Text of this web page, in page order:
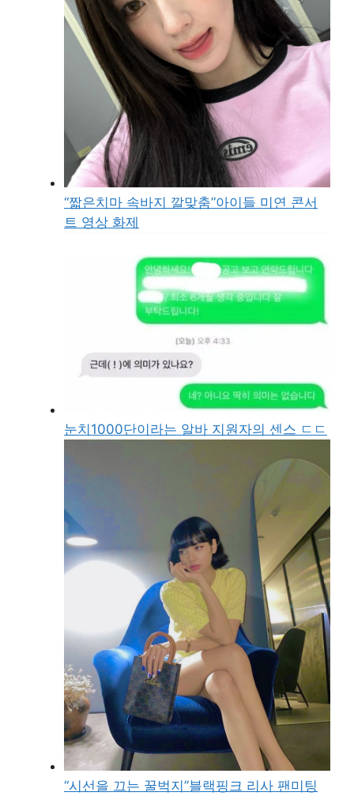
“짧은치마 속바지 깔맞춤”아이들 미연 콘서
트 영상 화제
눈치1000단이라는 알바 지원자의 센스 ㄷㄷ
“시선을 끄는 꿀벅지”블랙핑크 리사 팬미팅